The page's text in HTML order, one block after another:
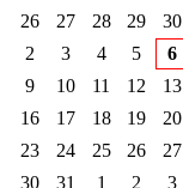
26
27 28 29 30
2
3 4 5 6
9
10 11 12 13
16
17 18 19 20
23
24 25 26 27
30
31 1 2 3